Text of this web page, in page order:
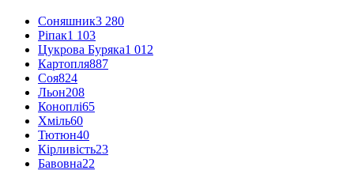
Соняшник3 280
Ріпак1 103
Цукрова Буряка1 012
Картопля887
Соя824
Льон208
Коноплі65
Хміль60
Тютюн40
Кірливість23
Бавовна22